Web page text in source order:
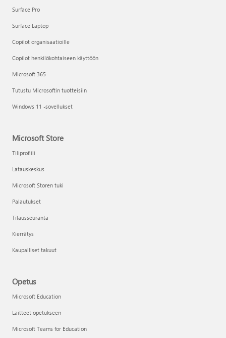
Surface Pro
Surface Laptop
Copilot organisaatioille
Copilot henkilökohtaiseen käyttöön
Microsoft 365
Tutustu Microsoftin tuotteisiin
Windows 11 -sovellukset
Microsoft Store
Tiliprofiili
Latauskeskus
Microsoft Storen tuki
Palautukset
Tilausseuranta
Kierrätys
Kaupalliset takuut
Opetus
Microsoft Education
Laitteet opetukseen
Microsoft Teams for Education